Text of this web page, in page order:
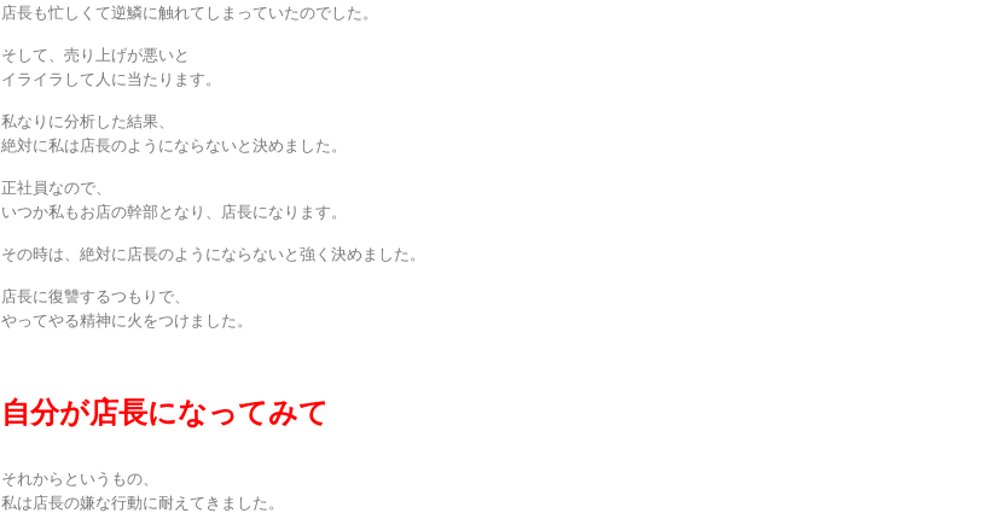
店長も忙しくて逆鱗に触れてしまっていたのでした。
そして、売り上げが悪いと
イライラして人に当たります。
私なりに分析した結果、
絶対に私は店長のようにならないと決めました。
正社員なので、
いつか私もお店の幹部となり、店長になります。
その時は、絶対に店長のようにならないと強く決めました。
店長に復讐するつもりで、
やってやる精神に火をつけました。
自分が店長になってみて
それからというもの、
私は店長の嫌な行動に耐えてきました。